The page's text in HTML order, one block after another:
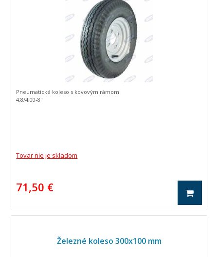
Tovar nie je skladom
71,50 €
Pneumatické koleso s kovovým rámom
4,8/4,00-8"
Železné koleso 300x100 mm